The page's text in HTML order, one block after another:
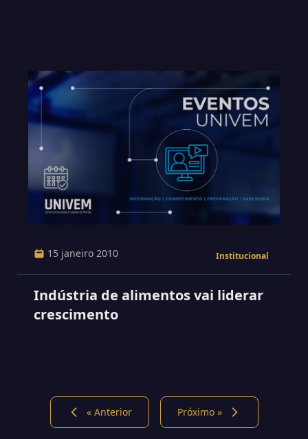
15 janeiro 2010 Institucional
Indústria de alimentos vai liderar
crescimento
« Anterior Próximo »